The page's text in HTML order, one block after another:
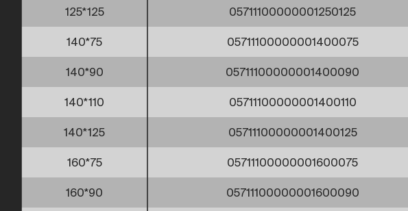
125*125 05711100000001250125
140*75 05711100000001400075
140*90 05711100000001400090
140*110 05711100000001400110
140*125 05711100000001400125
160*75 05711100000001600075
160*90 05711100000001600090